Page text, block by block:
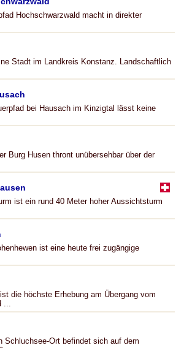
Hochschwarzwald macht in direkter
Stadt im Landkreis Konstanz. Landschaftlich
bei Hausach im Kinzigtal lässt keine
Burg Husen thront unübersehbar über der
ist ein rund 40 Meter hoher Aussichtsturm
ist eine heute frei zugängige
die höchste Erhebung am Übergang vom
...
Schluchsee-Ort befindet sich auf dem